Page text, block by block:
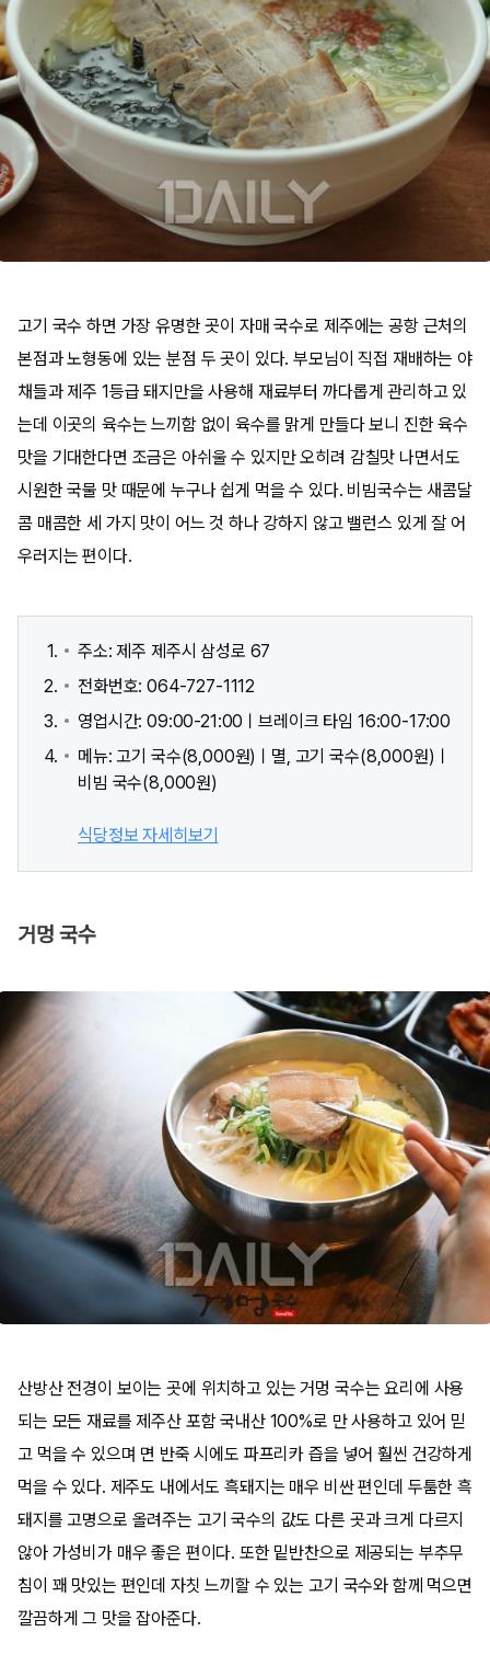
고기 국수 하면 가장 유명한 곳이 자매 국수로 제주에는 공항 근처의
본점과 노형동에 있는 분점 두 곳이 있다. 부모님이 직접 재배하는 야
채들과 제주 1등급 돼지만을 사용해 재료부터 까다롭게 관리하고 있
는데 이곳의 육수는 느끼함 없이 육수를 맑게 만들다 보니 진한 육수
맛을 기대한다면 조금은 아쉬울 수 있지만 오히려 감칠맛 나면서도
시원한 국물 맛 때문에 누구나 쉽게 먹을 수 있다. 비빔국수는 새콤달
콤 매콤한 세 가지 맛이 어느 것 하나 강하지 않고 밸런스 있게 잘 어
우러지는 편이다.
주소: 제주 제주시 삼성로 67
전화번호: 064-727-1112
영업시간: 09:00-21:00ㅣ브레이크 타임 16:00-17:00
메뉴: 고기 국수(8,000원)ㅣ멸, 고기 국수(8,000원)ㅣ
비빔 국수(8,000원)
식당정보 자세히보기
거멍 국수
산방산 전경이 보이는 곳에 위치하고 있는 거멍 국수는 요리에 사용
되는 모든 재료를 제주산 포함 국내산 100%로 만 사용하고 있어 믿
고 먹을 수 있으며 면 반죽 시에도 파프리카 즙을 넣어 훨씬 건강하게
먹을 수 있다. 제주도 내에서도 흑돼지는 매우 비싼 편인데 두툼한 흑
돼지를 고명으로 올려주는 고기 국수의 값도 다른 곳과 크게 다르지
않아 가성비가 매우 좋은 편이다. 또한 밑반찬으로 제공되는 부추무
침이 꽤 맛있는 편인데 자칫 느끼할 수 있는 고기 국수와 함께 먹으면
깔끔하게 그 맛을 잡아준다.